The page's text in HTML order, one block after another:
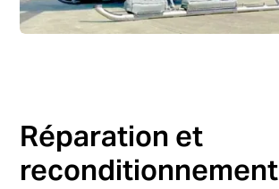
Réparation et
reconditionnement